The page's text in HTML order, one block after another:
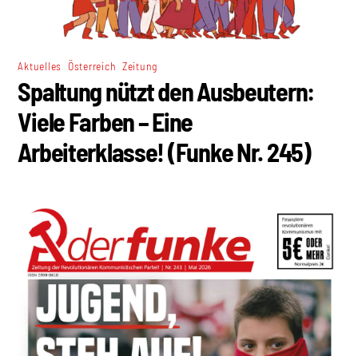
Aktuelles Österreich Zeitung
Spaltung nützt den Ausbeutern:
Viele Farben – Eine
Arbeiterklasse! (Funke Nr. 245)